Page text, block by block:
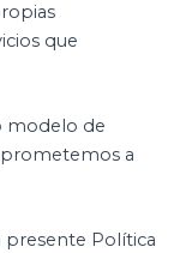
que
modelo de
a
presente Política